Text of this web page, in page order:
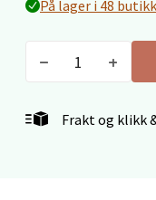
På lager i 48
Frakt og klikk
Mo i Rana